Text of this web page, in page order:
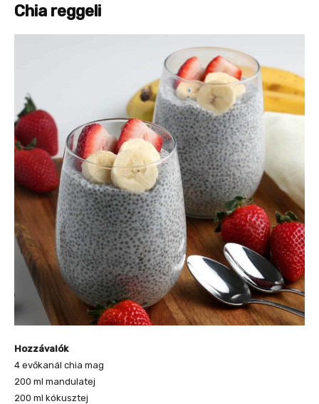
Chia reggeli
Hozzávalók
4 evőkanál chia mag
200 ml mandulatej
200 ml kókusztej